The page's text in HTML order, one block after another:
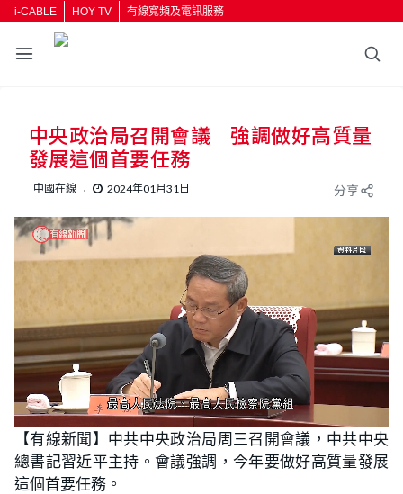
i-CABLE HOY TV 有線寬頻及電訊服務
按輸入鍵開始搜尋
中央政治局召開會議 強調做好高質量
發展這個首要任務
中國在線 2024年01月31日 分享
U
n
m
t
e
L
o
a
d
e
d
【有線新聞】中共中央政治局周三召開會議，中共中央
總書記習近平主持。會議強調，今年要做好高質量發展
這個首要任務。